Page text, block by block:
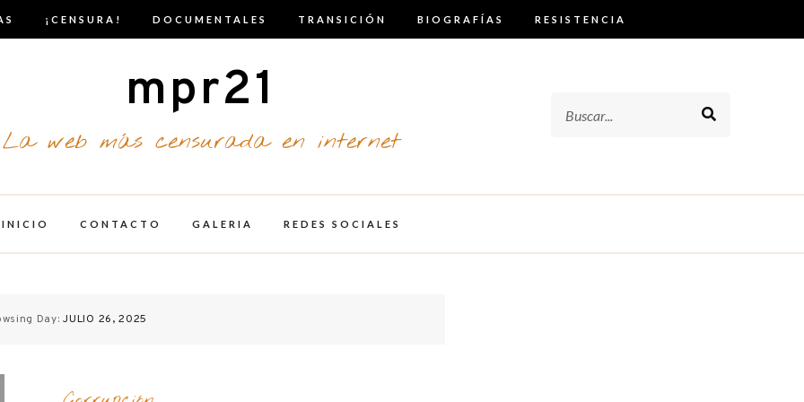
¡CENSURA! DOCUMENTALES TRANSICIÓN BIOGRAFÍAS RESISTENCIA
mpr21
La web más censurada en internet
INICIO CONTACTO GALERIA REDES SOCIALES
Day:JULIO 26, 2025